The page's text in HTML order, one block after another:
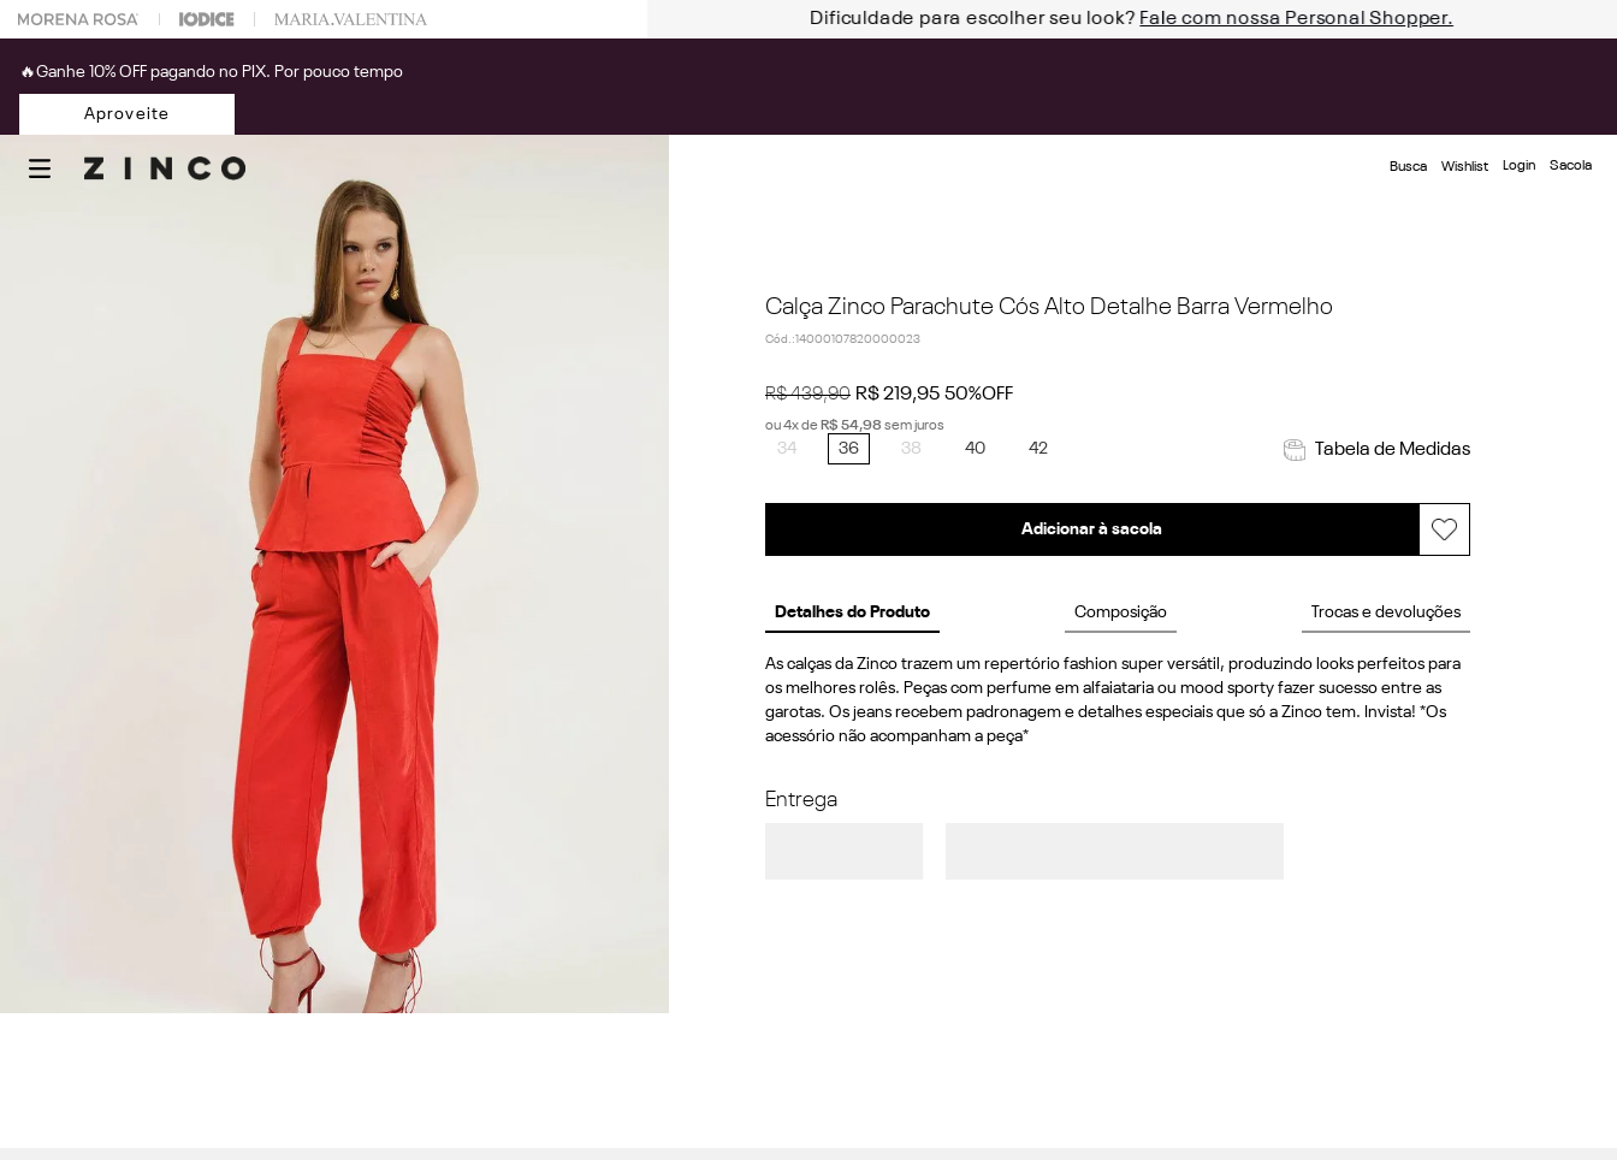
na sua 1° compra usando o cupom: PRIMEIRAZIN Dificuldade para escolher seu look? Fale com nossa Personal Shopper.
🔥Ganhe 10% OFF pagando no PIX. Por pouco tempo
Aproveite
Busca Wishlist Login
Calça Zinco Parachute Cós Alto Detalhe Barra Vermelho
Cód. :14000107820000023
R$ 439,90 R$219,95 50%OFF
ou4x de R$ 54,98 sem juros
34 36 38 40 42 Tabela de Medidas
Adicionar à sacola
Detalhes do Produto Composição Trocas e devoluções
As calças da Zinco trazem um repertório fashion super versátil, produzindo looks perfeitos para
os melhores rolês. Peças com perfume em alfaiataria ou mood sporty fazer sucesso entre as
garotas. Os jeans recebem padronagem e detalhes especiais que só a Zinco tem. Invista! *Os
acessório não acompanham a peça*
Entrega